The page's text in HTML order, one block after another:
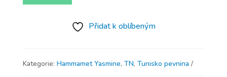
Přidat k oblíbeným
Kategorie: Hammamet Yasmine, TN, Tunisko pevnina